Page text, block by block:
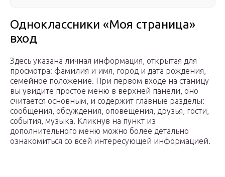
Одноклассники «Моя страница»
вход
Здесь указана личная информация, открытая для
просмотра: фамилия и имя, город и дата рождения,
семейное положение. При первом входе на станицу
вы увидите простое меню в верхней панели, оно
считается основным, и содержит главные разделы:
сообщения, обсуждения, оповещения, друзья, гости,
события, музыка. Кликнув на пункт из
дополнительного меню можно более детально
ознакомиться со всей интересующей информацией.